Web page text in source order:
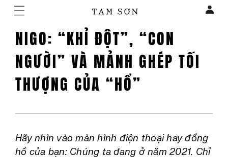
NIGO: “KHỈ ĐỘT”, “CON
NGƯỜI” VÀ MẢNH GHÉP TỐI
THƯỢNG CỦA “HỔ”
Hãy nhìn vào màn hình điện thoại hay đồng
hồ của bạn: Chúng ta đang ở năm 2021. Chỉ